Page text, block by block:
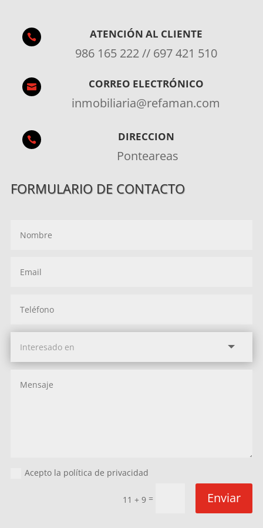
 ATENCIÓN AL CLIENTE
986 165 222 // 697 421 510
 CORREO ELECTRÓNICO
inmobiliaria@refaman.com
 DIRECCION
Ponteareas
FORMULARIO DE CONTACTO
Acepto la política de privacidad
11 + 9 = Enviar